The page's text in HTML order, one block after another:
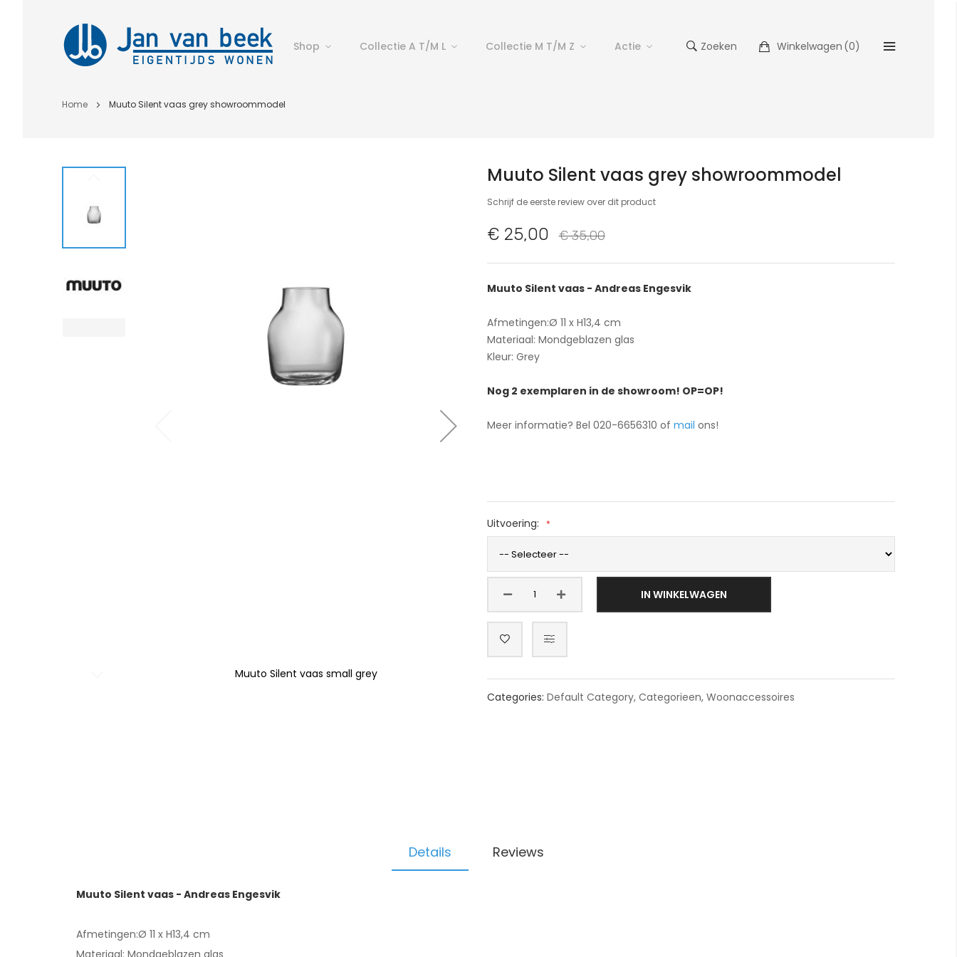
Shop Collectie A T/m L Collectie M T/m Z Actie Zoeken Winkelwagen (0)
Home Muuto Silent vaas grey showroommodel
einde
afbeeldingen-
gallerij
Muuto Silent vaas small grey
Muuto Silent vaas grey showroommodel
Schrijf de eerste review over dit product
€ 25,00 € 35,00
Muuto Silent vaas - Andreas Engesvik
Afmetingen:Ø 11 x H13,4 cm
Materiaal: Mondgeblazen glas
Kleur: Grey
Nog 2 exemplaren in de showroom! OP=OP!
Meer informatie? Bel 020-6656310 of mail ons!
Uitvoering:
IN WINKELWAGEN
Categories: Default Category, Categorieen, Woonaccessoires
Details
Muuto Silent vaas - Andreas Engesvik
Afmetingen:Ø 11 x H13,4 cm
Materiaal: Mondgeblazen glas
Reviews